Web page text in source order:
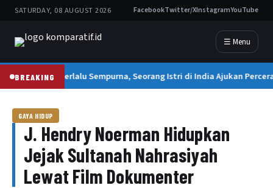
SATURDAY, 08 AUGUST 2026 FacebookTwitter/XInstagramYouTube
☰ Menu
BREAKING
Suami Terlalu Sempurna, Seorang Istri di India Ajukan
GAYA HIDUP
J. Hendry Noerman Hidupkan
Jejak Sultanah Nahrasiyah
Lewat Film Dokumenter